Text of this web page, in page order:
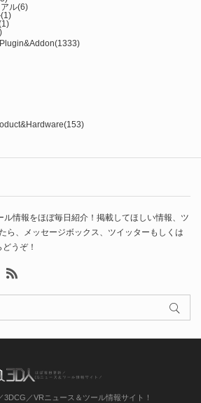
ル(6)
(1)
(1333)
(153)
情報をほぼ毎日紹介！掲載してほしい情報、ツ
ら、メッセージボックス、ツイッターもしくは
うぞ！
Contact
3DCG／VRニュース＆ツール情報サイト！